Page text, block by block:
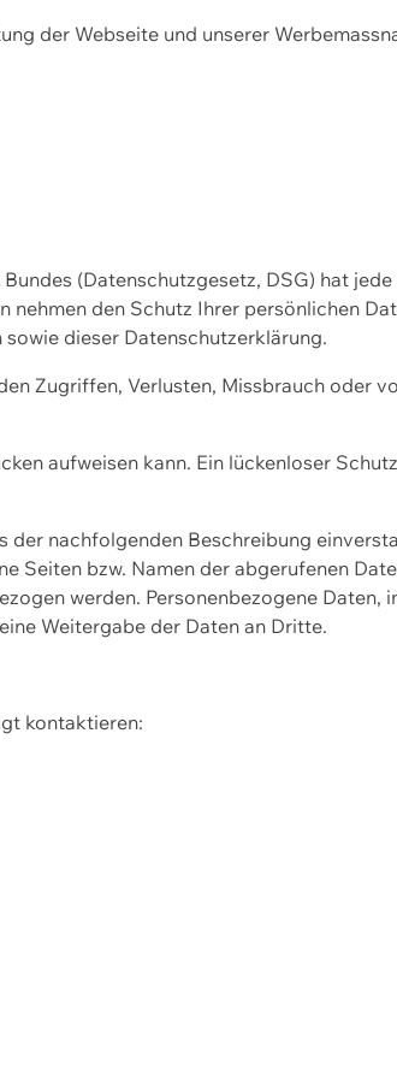
der Webseite und unserer
(Datenschutzgesetz, DSG) hat jede
den Schutz Ihrer persönlichen
dieser Datenschutzerklärung.
Zugriffen, Verlusten, Missbrauch oder
aufweisen kann. Ein lückenloser
nachfolgenden Beschreibung
Seiten bzw. Namen der abgerufenen
werden. Personenbezogene Daten,
Weitergabe der Daten an Dritte.
kontaktieren: